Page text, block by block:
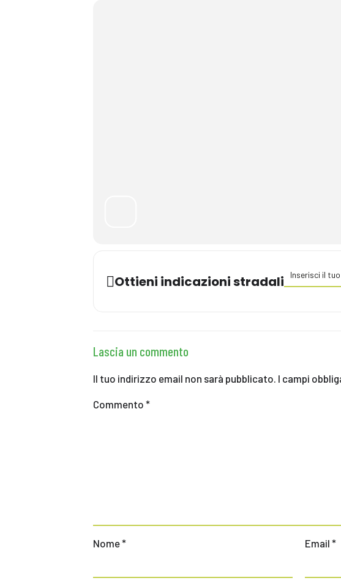
Ottieni indicazioni stradali
Address -
Lascia un commento
Il tuo indirizzo email non sarà pubblicato. I campi
Commento *
Nome* Email*